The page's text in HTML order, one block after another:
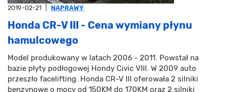
2019-02-21 NAPRAWY
Honda CR-V III - Cena wymiany płynu
hamulcowego
Model produkowany w latach 2006 - 2011. Powstał na
bazie płyty podłogowej Hondy Civic VIII. W 2009 auto
przeszło facelifting. Honda CR-V III oferowała 2 silniki
benzynowe o mocy od 150KM do 170KM oraz 2 silniki